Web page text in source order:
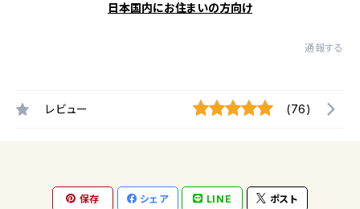
日本国内にお住まいの方向け
通報する
レビュー (76)
保存 シェア LINE ポスト